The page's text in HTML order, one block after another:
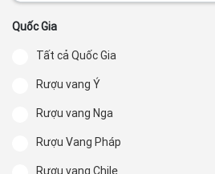
Quốc Gia
Tất cả Quốc Gia
Rượu vang Ý
Rượu vang Nga
Rượu Vang Pháp
Rượu vang Chile